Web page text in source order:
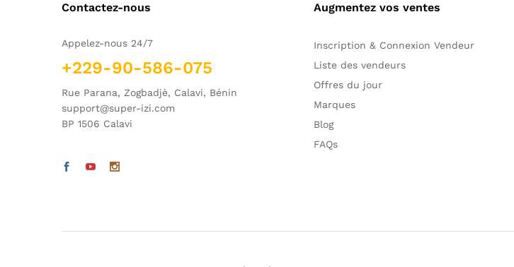
Contactez-nous
Appelez-nous 24/7
+229-90-586-075
Rue Parana, Zogbadjè, Calavi, Bénin
support@super-izi.com
BP 1506 Calavi
Augmentez vos ventes
Inscription & Connexion Vendeur
Liste des vendeurs
Offres du jour
Marques
Blog
FAQs